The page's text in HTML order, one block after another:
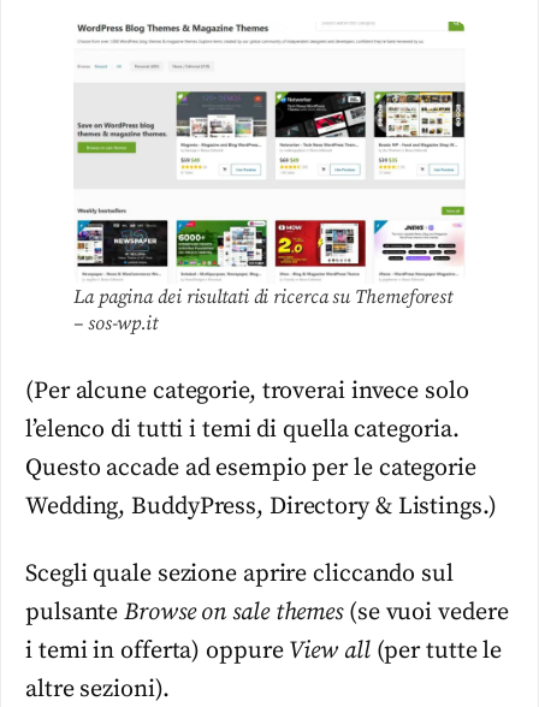
La pagina dei risultati di ricerca su Themeforest
– sos-wp.it
(Per alcune categorie, troverai invece solo
l’elenco di tutti i temi di quella categoria.
Questo accade ad esempio per le categorie
Wedding, BuddyPress, Directory & Listings.)
Scegli quale sezione aprire cliccando sul
pulsanteBrowse on sale themes(se vuoi vedere
i temi in offerta) oppure View all(per tutte le
altre sezioni).